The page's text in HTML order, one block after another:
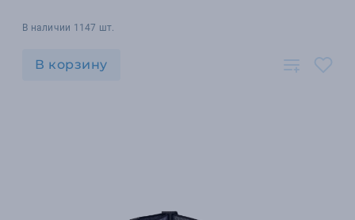
В наличии 1147 шт.
В корзину